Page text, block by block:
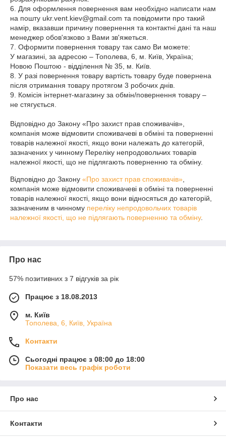
6. Для оформлення повернення вам необхідно написати нам
на пошту ukr.vent.kiev@gmail.com та повідомити про такий
намір, вказавши причину повернення та контактні дані та наш
менеджер обов'язково з Вами зв'яжеться.
7. Оформити повернення товару так само Ви можете:
У магазині, за адресою – Тополева, 6, м. Київ, Україна;
Новою Поштою - відділення № 35, м. Київ.
8. У разі повернення товару вартість товару буде повернена
після отримання товару протягом 3 робочих днів.
9. Комісія інтернет-магазину за обмін/повернення товару –
не стягується.
Відповідно до Закону «Про захист прав споживачів»,
компанія може відмовити споживачеві в обміні та поверненні
товарів належної якості, якщо вони належать до категорій,
зазначених у чинному Переліку непродовольчих товарів
належної якості, що не підлягають поверненню та обміну.
Відповідно до Закону «Про захист прав споживачів»
компанія може відмовити споживачеві в обміні та поверненні
товарів належної якості, якщо вони відносяться до категорій,
зазначеним в чинному переліку непродовольчих товарів
належної якості, що не підлягають поверненню та обміну.
Про нас
57% позитивних з 7 відгуків за рік
Працює з 18.08.2013
м. Київ
Тополева, 6, Київ, Україна
Контакти
Сьогодні працює з 08:00 до 18:00
Показати весь графік роботи
Про нас
Контакти